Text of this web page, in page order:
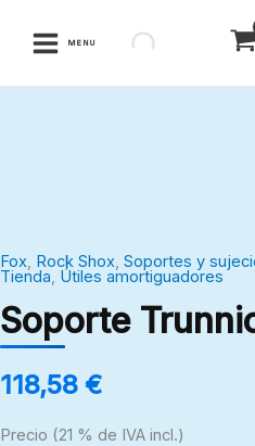
MENU
Fox, Rock Shox, Soportes y
Tienda, Útiles amortiguadores
Soporte
118,58 €
Precio (21 % de IVA incl.)